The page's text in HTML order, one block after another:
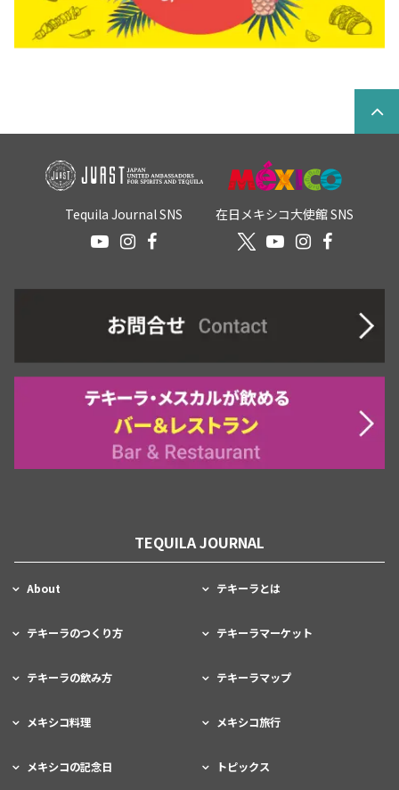
Tequila Journal SNS 在日メキシコ大使館 SNS
TEQUILA JOURNAL
About テキーラとは
テキーラのつくり方 テキーラマーケット
テキーラの飲み方 テキーラマップ
メキシコ料理 メキシコ旅行
メキシコの記念日 トピックス